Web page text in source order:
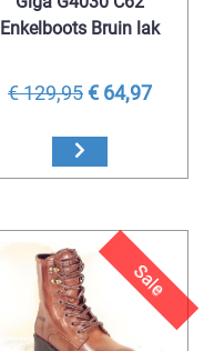
Enkelboots Bruin lak
€ 129,95€ 64,97
Sale